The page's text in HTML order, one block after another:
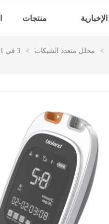
منتجات الإخبارية
> محلل متعدد الشيكات > 3 في 1 فحص متعدد